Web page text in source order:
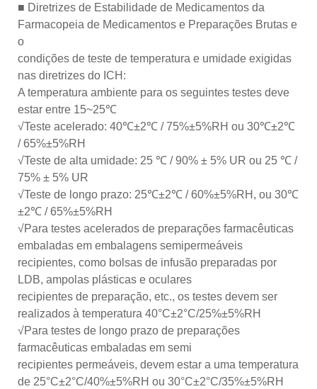
■ Diretrizes de Estabilidade de Medicamentos da
Farmacopeia de Medicamentos e Preparações Brutas e
o
condições de teste de temperatura e umidade exigidas
nas diretrizes do ICH:
A temperatura ambiente para os seguintes testes deve
estar entre 15~25℃
√Teste acelerado: 40℃±2℃ / 75%±5%RH ou 30℃±2℃
/ 65%±5%RH
√Teste de alta umidade: 25 ℃ / 90% ± 5% UR ou 25 ℃ /
75% ± 5% UR
√Teste de longo prazo: 25℃±2℃ / 60%±5%RH, ou 30℃
±2℃ / 65%±5%RH
√Para testes acelerados de preparações farmacêuticas
embaladas em embalagens semipermeáveis
recipientes, como bolsas de infusão preparadas por
LDB, ampolas plásticas e oculares
recipientes de preparação, etc., os testes devem ser
realizados à temperatura 40°C±2°C/25%±5%RH
√Para testes de longo prazo de preparações
farmacêuticas embaladas em semi
recipientes permeáveis, devem estar a uma temperatura
de 25°C±2°C/40%±5%RH ou 30°C±2°C/35%±5%RH